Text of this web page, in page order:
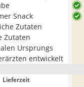
Snack
Zutaten
Zutaten
Ursprungs
entwickelt
Lieferzeit